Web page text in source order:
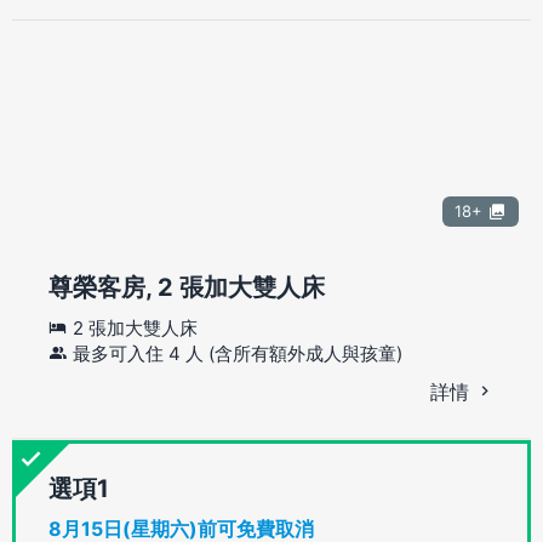
18+
尊榮客房, 2 張加大雙人床
2 張加大雙人床
最多可入住 4 人 (含所有額外成人與孩童)
詳情
選項
8月15日(星期六)前可免費取消